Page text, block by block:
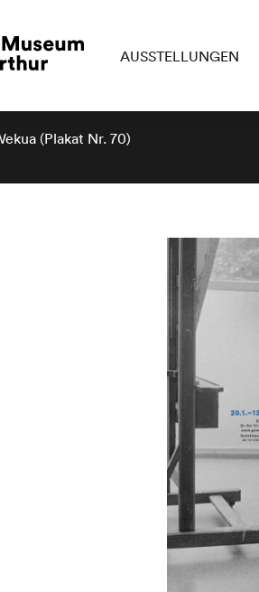
AUSSTELLUNGEN
(Plakat Nr. 70)